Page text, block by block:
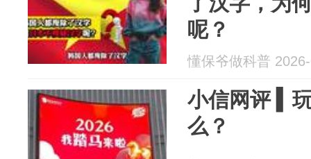
呢？
懂保爷做科普
小信网评 ▍
么？